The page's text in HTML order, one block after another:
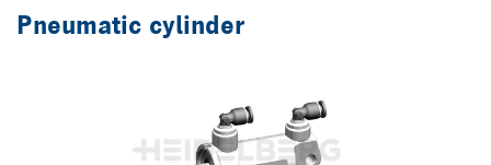
Pneumatic cylinder